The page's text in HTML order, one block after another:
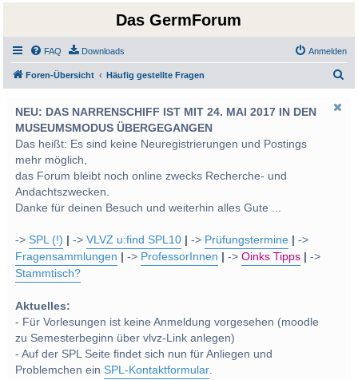
Das GermForum
FAQ Downloads Anmelden
Foren-Übersicht Häufig gestellte Fragen
NEU: DAS NARRENSCHIFF IST MIT 24. MAI 2017 IN DEN
MUSEUMSMODUS ÜBERGEGANGEN
Das heißt: Es sind keine Neuregistrierungen und Postings
mehr möglich,
das Forum bleibt noch online zwecks Recherche- und
Andachtszwecken.
Danke für deinen Besuch und weiterhin alles Gute ...
->SPL (!) ->VLVZ u:find SPL10 -> Prüfungstermine
->
Fragensammlungen
-> ProfessorInnen ->Oinks Tipps
->
Stammtisch?
Aktuelles:
- Für Vorlesungen ist keine Anmeldung vorgesehen (moodle
zu Semesterbeginn über vlvz-Link anlegen)
- Auf der SPL Seite findet sich nun für Anliegen und
Problemchen einSPL-Kontaktformular.